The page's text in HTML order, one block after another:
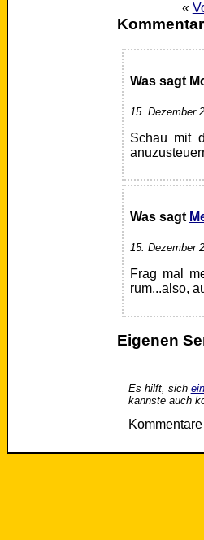
«
Was sagt
15. Dezember
Schau mit
Was sagt
15. Dezember
Frag mal
rum...also,
Eigenen
Es hilft, sich
kannste auch